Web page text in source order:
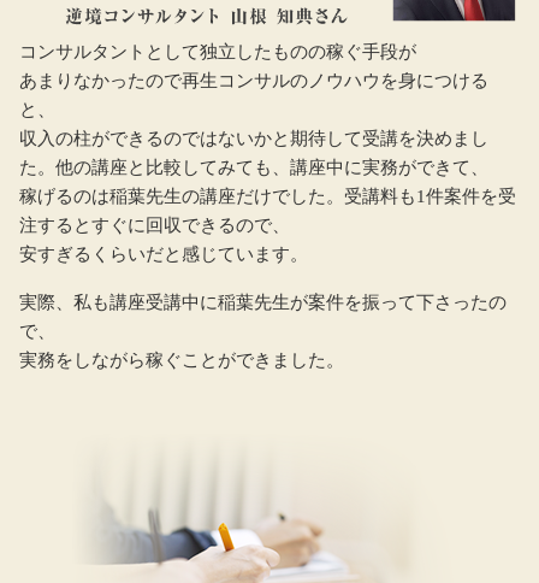
コンサルタントとして独立したものの稼ぐ手段が
あまりなかったので再生コンサルのノウハウを身につける
と、
収入の柱ができるのではないかと期待して受講を決めまし
た。他の講座と比較してみても、講座中に実務ができて、
稼げるのは稲葉先生の講座だけでした。受講料も1件案件を受
注するとすぐに回収できるので、
安すぎるくらいだと感じています。
実際、私も講座受講中に稲葉先生が案件を振って下さったの
で、
実務をしながら稼ぐことができました。